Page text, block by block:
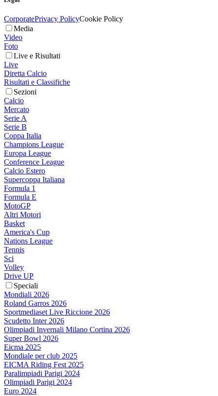
CorporatePrivacy PolicyCookie Policy
Media
Video
Foto
Live e Risultati
Live
Diretta Calcio
Risultati e Classifiche
Sezioni
Calcio
Mercato
Serie A
Serie B
Coppa Italia
Champions League
Europa League
Conference League
Calcio Estero
Supercoppa Italiana
Formula 1
Formula E
MotoGP
Altri Motori
Basket
America's Cup
Nations League
Tennis
Sci
Volley
Drive UP
Speciali
Mondiali 2026
Roland Garros 2026
Sportmediaset Live Riccione 2026
Scudetto Inter 2026
Olimpiadi Invernali Milano Cortina 2026
Super Bowl 2026
Eicma 2025
Mondiale per club 2025
EICMA Riding Fest 2025
Paralimpiadi Parigi 2024
Olimpiadi Parigi 2024
Euro 2024